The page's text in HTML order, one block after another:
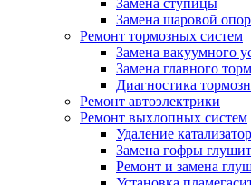
Замена ступицы
Замена шаровой
Ремонт тормозных систем
Замена вакуумного
Замена главного
Диагностика
Ремонт автоэлектрики
Ремонт выхлопных систем
Удаление
Замена гофры
Ремонт и замена